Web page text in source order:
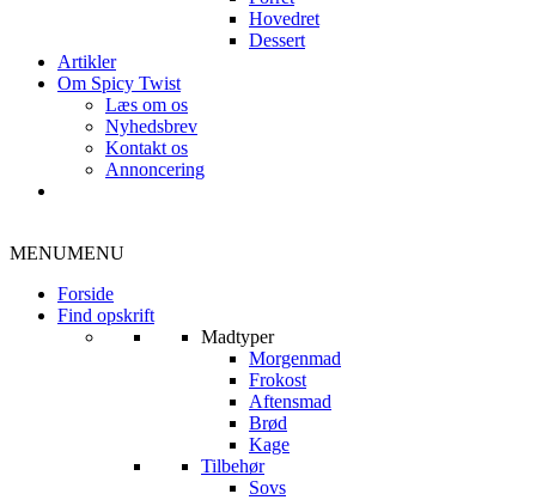
Hovedret
Dessert
Artikler
Om Spicy Twist
Læs om os
Nyhedsbrev
Kontakt os
Annoncering
MENUMENU
Forside
Find opskrift
Madtyper
Morgenmad
Frokost
Aftensmad
Brød
Kage
Tilbehør
Sovs